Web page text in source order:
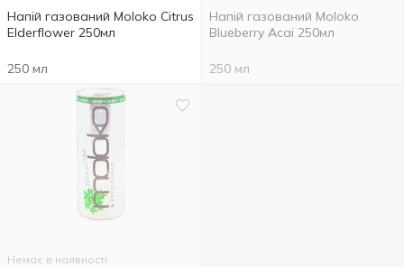
Напій газований Moloko Citrus
Elderflower 250мл
250 мл
Напій газований Moloko
Blueberry Acai 250мл
250 мл
Немає в наявності